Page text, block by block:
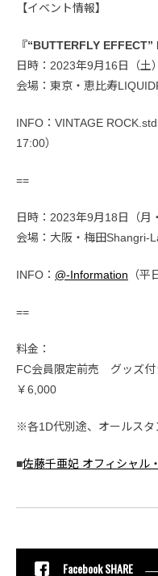
【イベント情報】
『“BUTTERFLY
日時：2023年9月16日（土
会場：東京・恵比寿
INFO：VINTAGE
17:00）
==
日時：2023年9月18日（月
会場：大阪・梅田Shangri-
INFO： @-Information （平
==
料金：
FC会員限定前売 グッズ付
￥6,000
※各1D代別途、オールスタ
■佐藤千亜妃 オフィシャル
Facebook SHARE